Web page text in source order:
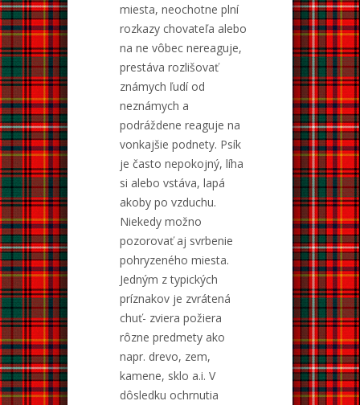
miesta, neochotne plní
rozkazy chovateľa alebo
na ne vôbec nereaguje,
prestáva rozlišovať
známych ľudí od
neznámych a
podráždene reaguje na
vonkajšie podnety. Psík
je často nepokojný, líha
si alebo vstáva, lapá
akoby po vzduchu.
Niekedy možno
pozorovať aj svrbenie
pohryzeného miesta.
Jedným z typických
príznakov je zvrátená
chuť- zviera požiera
rôzne predmety ako
napr. drevo, zem,
kamene, sklo a.i. V
dôsledku ochrnutia